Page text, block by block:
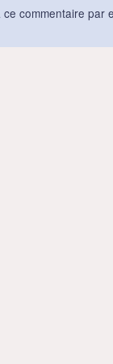
commentaire par